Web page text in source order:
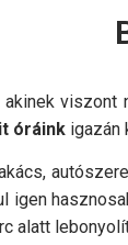
óráink igazán
igen
alatt